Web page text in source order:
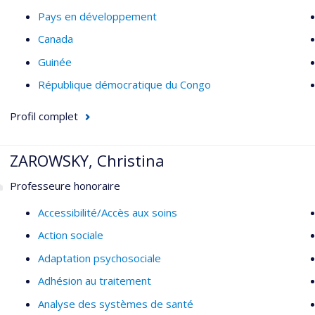
Pays en développement
Canada
Guinée
République démocratique du Congo
Profil complet
ZAROWSKY, Christina
Professeure honoraire
Accessibilité/Accès aux soins
Action sociale
Adaptation psychosociale
Adhésion au traitement
Analyse des systèmes de santé